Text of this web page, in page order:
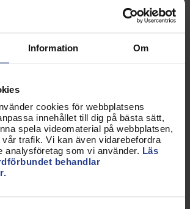
Information Om
cookies för webbplatsens
innehållet till dig på bästa sätt,
spela videomaterial på webbplatsen,
trafik. Vi kan även vidarebefordra
analysföretag som vi använder. Läs
behandlar
Beskrivning:
Madelene Meramveliotaki,